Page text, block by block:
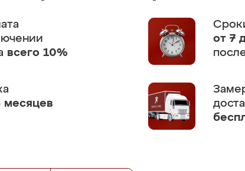
всего 10%
от 7
месяцев